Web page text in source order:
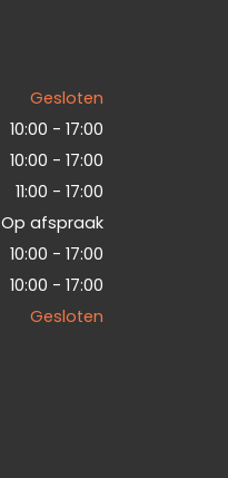
Gesloten
10:00 - 17:00
10:00 - 17:00
11:00 - 17:00
Op afspraak
10:00 - 17:00
10:00 - 17:00
Gesloten